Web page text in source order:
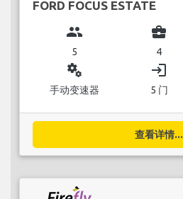
FORD FOCUS ESTATE
group
5
business_center
4
miscellaneous_services
手动变速器
login
5 门
查看详情...